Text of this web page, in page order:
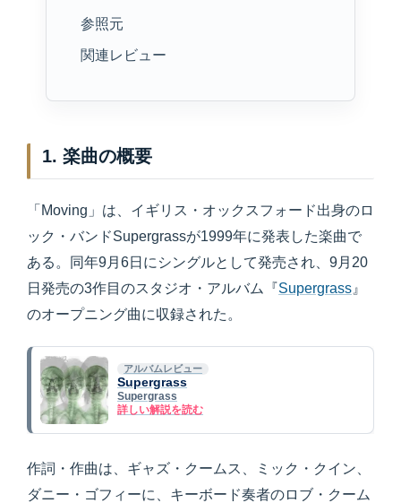
参照元
関連レビュー
1. 楽曲の概要
「Moving」は、イギリス・オックスフォード出身のロ
ック・バンドSupergrassが1999年に発表した楽曲で
ある。同年9月6日にシングルとして発売され、9月20
日発売の3作目のスタジオ・アルバム『Supergrass 』
のオープニング曲に収録された。
アルバムレビュー
Supergrass
Supergrass
詳しい解説を読む
作詞・作曲は、ギャズ・クームス、ミック・クイン、
ダニー・ゴフィーに、キーボード奏者のロブ・クーム